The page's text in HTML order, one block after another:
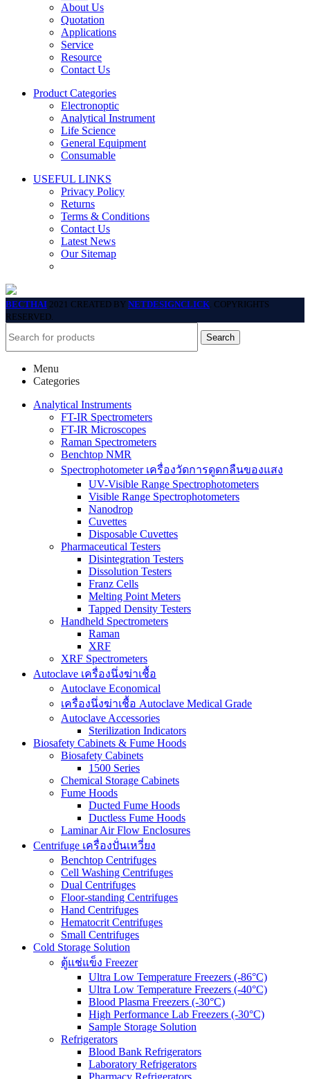
About Us
Quotation
Applications
Service
Resource
Contact Us
Product Categories
Electronoptic
Analytical Instrument
Life Science
General Equipment
Consumable
USEFUL LINKS
Privacy Policy
Returns
Terms & Conditions
Contact Us
Latest News
Our Sitemap
BECTHAI 2021 CREATED BY NETDESIGNCLICK. COPYRIGHTS
RESERVED.
Search
Menu
Categories
Analytical Instruments
FT-IR Spectrometers
FT-IR Microscopes
Raman Spectrometers
Benchtop NMR
Spectrophotometer เครื่องวัดการดูดกลืนของแสง
UV-Visible Range Spectrophotometers
Visible Range Spectrophotometers
Nanodrop
Cuvettes
Disposable Cuvettes
Pharmaceutical Testers
Disintegration Testers
Dissolution Testers
Franz Cells
Melting Point Meters
Tapped Density Testers
Handheld Spectrometers
Raman
XRF
XRF Spectrometers
Autoclave เครื่องนึ่งฆ่าเชื้อ
Autoclave Economical
เครื่องนึ่งฆ่าเชื้อ Autoclave Medical Grade
Autoclave Accessories
Sterilization Indicators
Biosafety Cabinets & Fume Hoods
Biosafety Cabinets
1500 Series
Chemical Storage Cabinets
Fume Hoods
Ducted Fume Hoods
Ductless Fume Hoods
Laminar Air Flow Enclosures
Centrifuge เครื่องปั่นเหวี่ยง
Benchtop Centrifuges
Cell Washing Centrifuges
Dual Centrifuges
Floor-standing Centrifuges
Hand Centrifuges
Hematocrit Centrifuges
Small Centrifuges
Cold Storage Solution
ตู้แช่แข็ง Freezer
Ultra Low Temperature Freezers (-86°C)
Ultra Low Temperature Freezers (-40°C)
Blood Plasma Freezers (-30°C)
High Performance Lab Freezers (-30°C)
Sample Storage Solution
Refrigerators
Blood Bank Refrigerators
Laboratory Refrigerators